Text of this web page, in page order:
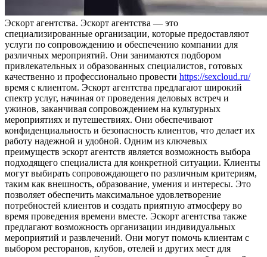
Эскoрт aгeнтствa. Эскорт агентства — это
специализированные организации, которые предоставляют
услуги по сопровождению и обеспечению компании для
различных мероприятий. Они занимаются подбором
привлекательных и образованных специалистов, готовых
качественно и профессионально провести https://sexcloud.ru/
время с клиентом. Эскорт агентства предлагают широкий
спектр услуг, начиная от проведения деловых встреч и
ужинов, заканчивая сопровождением на культурных
мероприятиях и путешествиях. Они обеспечивают
конфиденциальность и безопасность клиентов, что делает их
работу надежной и удобной. Одним из ключевых
преимуществ эскорт агентств является возможность выбора
подходящего специалиста для конкретной ситуации. Клиенты
могут выбирать сопровождающего по различным критериям,
таким как внешность, образование, умения и интересы. Это
позволяет обеспечить максимальное удовлетворение
потребностей клиентов и создать приятную атмосферу во
время проведения времени вместе. Эскорт агентства также
предлагают возможность организации индивидуальных
мероприятий и развлечений. Они могут помочь клиентам с
выбором ресторанов, клубов, отелей и других мест для